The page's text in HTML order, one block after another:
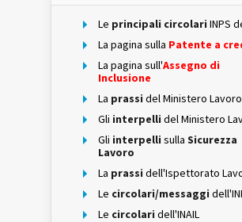
Le principali circolari INPS
La pagina sulla Patente a
La pagina sull'Assegno di
Inclusione
La prassi del Ministero Lavoro
Gli interpelli del Ministero
Gli interpelli sulla Sicurezza
Lavoro
La prassi dell'Ispettorato
Le circolari/messaggi
Le circolari dell'INAIL